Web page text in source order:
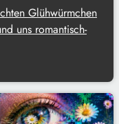
Glühwürmchen
uns romantisch-